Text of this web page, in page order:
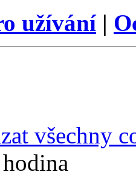
užívání|
všechny